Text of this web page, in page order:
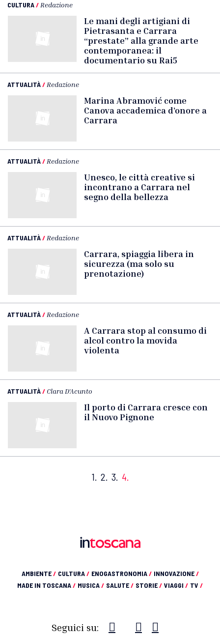
CULTURA/ Redazione
Le mani degli artigiani di
Pietrasanta e Carrara
“prestate” alla grande arte
contemporanea: il
documentario su Rai5
ATTUALITÀ/ Redazione
Marina Abramović come
Canova accademica d’onore a
Carrara
ATTUALITÀ/ Redazione
Unesco, le città creative si
incontrano a Carrara nel
segno della bellezza
ATTUALITÀ/ Redazione
Carrara, spiaggia libera in
sicurezza (ma solo su
prenotazione)
ATTUALITÀ/ Redazione
A Carrara stop al consumo di
alcol contro la movida
violenta
ATTUALITÀ/ Clara D'Acunto
Il porto di Carrara cresce con
il Nuovo Pignone
1. 2. 3. 4.
AMBIENTE/ CULTURA/ ENOGASTRONOMIA/ INNOVAZIONE/
MADE IN TOSCANA/ MUSICA/ SALUTE/ STORIE/ VIAGGI / TV /
Seguici su: